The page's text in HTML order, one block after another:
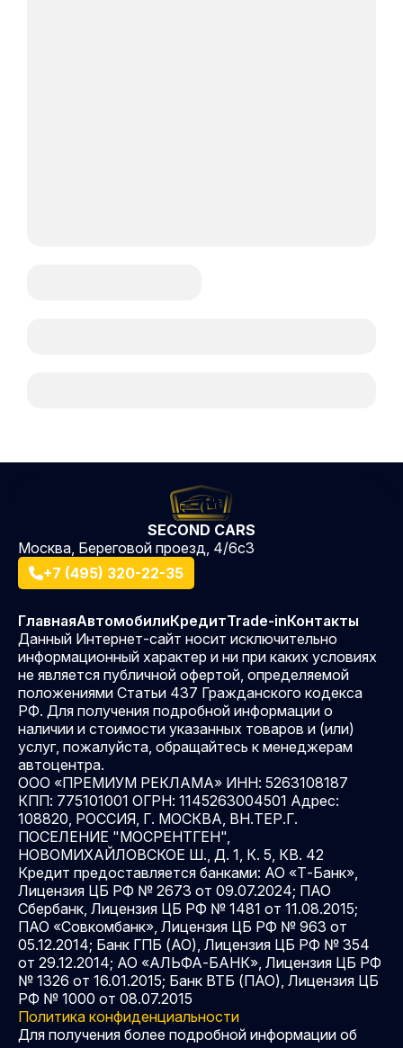
SECOND CARS
Москва, Береговой проезд, 4/6с3
+7 (495) 320-22-35
ГлавнаяАвтомобилиКредитTrade-inКонтакты
Данный Интернет-сайт носит исключительно
информационный характер и ни при каких условиях
не является публичной офертой, определяемой
положениями Статьи 437 Гражданского кодекса
РФ. Для получения подробной информации о
наличии и стоимости указанных товаров и (или)
услуг, пожалуйста, обращайтесь к менеджерам
автоцентра.
ООО «ПРЕМИУМ РЕКЛАМА» ИНН: 5263108187
КПП: 775101001 ОГРН: 1145263004501 Адрес:
108820, РОССИЯ, Г. МОСКВА, ВН.ТЕР.Г.
ПОСЕЛЕНИЕ "МОСРЕНТГЕН",
НОВОМИХАЙЛОВСКОЕ Ш., Д. 1, К. 5, КВ. 42
Кредит предоставляется банками: АО «Т-Банк»,
Лицензия ЦБ РФ № 2673 от 09.07.2024; ПАО
Сбербанк, Лицензия ЦБ РФ № 1481 от 11.08.2015;
ПАО «Совкомбанк», Лицензия ЦБ РФ № 963 от
05.12.2014; Банк ГПБ (АО), Лицензия ЦБ РФ № 354
от 29.12.2014; АО «АЛЬФА-БАНК», Лицензия ЦБ РФ
№ 1326 от 16.01.2015; Банк ВТБ (ПАО), Лицензия ЦБ
РФ № 1000 от 08.07.2015
Политика конфиденциальности
Для получения более подробной информации об